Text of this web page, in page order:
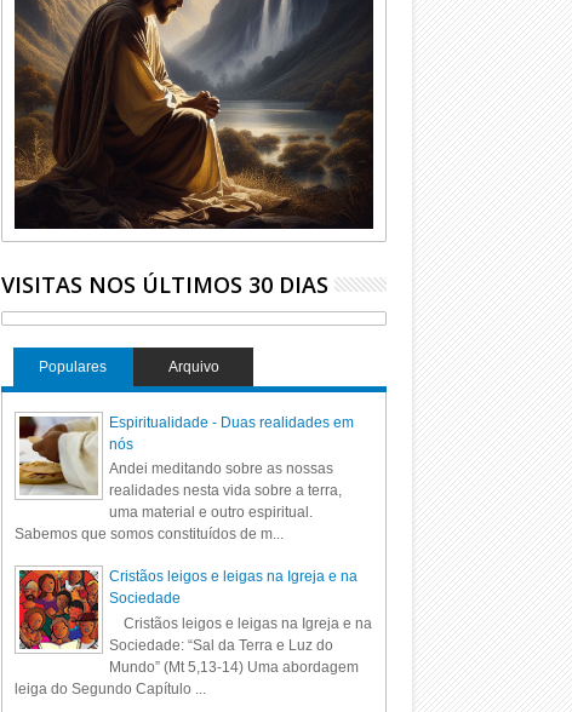
VISITAS NOS ÚLTIMOS 30 DIAS
Populares Arquivo
Espiritualidade - Duas realidades em
nós
Andei meditando sobre as nossas
realidades nesta vida sobre a terra,
uma material e outro espiritual.
Sabemos que somos constituídos de m...
Cristãos leigos e leigas na Igreja e na
Sociedade
Cristãos leigos e leigas na Igreja e na
Sociedade: “Sal da Terra e Luz do
Mundo” (Mt 5,13-14) Uma abordagem
leiga do Segundo Capítulo ...